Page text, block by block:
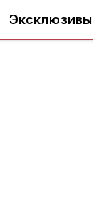
Эксклюзивы